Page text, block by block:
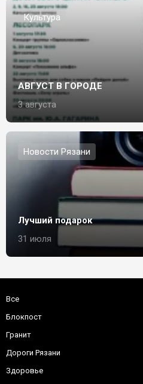
Культура
АВГУСТ В ГОРОДЕ
3 августа
Новости Рязани
Лучший подарок
31 июля
Все
Блокпост
Гранит
Дороги Рязани
Здоровье